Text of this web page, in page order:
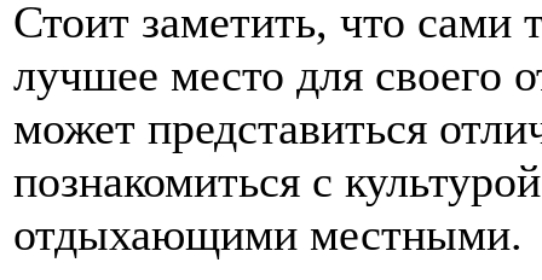
Стоит заметить, что сами
лучшее место для своего
может представиться
познакомиться с
отдыхающими местными.